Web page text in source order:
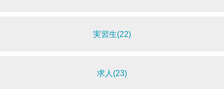
実習生(22)
求人(23)